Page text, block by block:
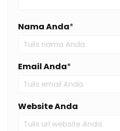
Nama Anda*
Email Anda*
Website Anda